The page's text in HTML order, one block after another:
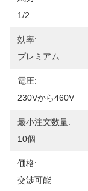
1/2
効率:
プレミアム
電圧:
230Vから460V
最小注文数量:
10個
価格:
交渉可能